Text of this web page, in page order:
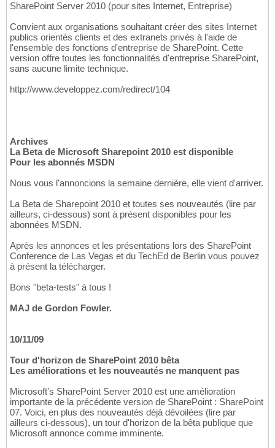
SharePoint Server 2010 (pour sites Internet, Entreprise)
Convient aux organisations souhaitant créer des sites Internet
publics orientés clients et des extranets privés à l'aide de
l'ensemble des fonctions d'entreprise de SharePoint. Cette
version offre toutes les fonctionnalités d'entreprise SharePoint,
sans aucune limite technique.
http://www.developpez.com/redirect/104
Archives
La Beta de Microsoft Sharepoint 2010 est disponible
Pour les abonnés MSDN
Nous vous l'annoncions la semaine dernière, elle vient d'arriver.
La Beta de Sharepoint 2010 et toutes ses nouveautés (lire par
ailleurs, ci-dessous) sont à présent disponibles pour les
abonnées MSDN.
Après les annonces et les présentations lors des SharePoint
Conference de Las Vegas et du TechEd de Berlin vous pouvez
à présent la télécharger.
Bons "beta-tests" à tous !
MAJ de Gordon Fowler.
10/11/09
Tour d'horizon de SharePoint 2010 bêta
Les améliorations et les nouveautés ne manquent pas
Microsoft's SharePoint Server 2010 est une amélioration
importante de la précédente version de SharePoint : SharePoint
07. Voici, en plus des nouveautés déjà dévoilées (lire par
ailleurs ci-dessous), un tour d'horizon de la bêta publique que
Microsoft annonce comme imminente.